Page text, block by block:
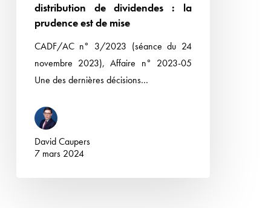
distribution de dividendes : la
prudence est de mise
CADF/AC n° 3/2023 (séance du 24
novembre 2023), Affaire n° 2023-05
Une des dernières décisions…
David Caupers
7 mars 2024